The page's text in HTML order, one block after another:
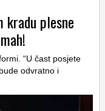
kradu plesne
“U čast posjete
odvratno i